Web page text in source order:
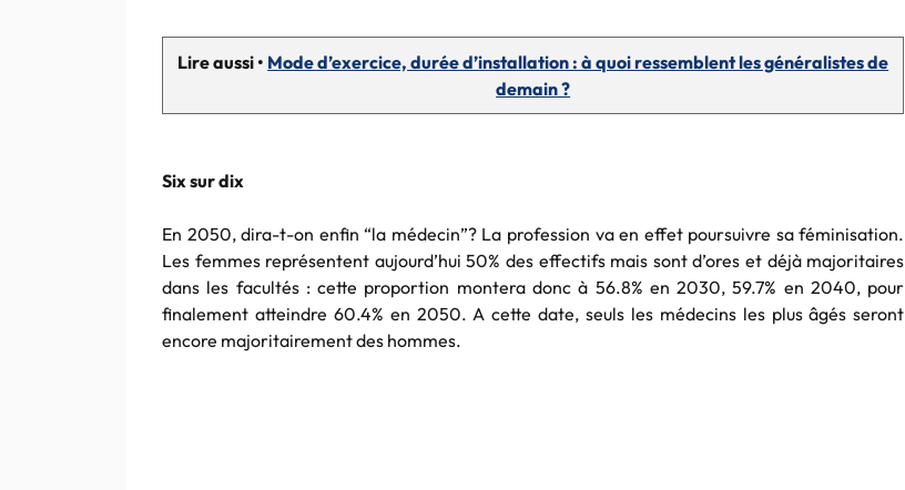
Lire aussi • Mode d’exercice, durée d’installation : à quoi ressemblent les généralistes de
demain ?
Six sur dix
En 2050, dira-t-on enfin “la médecin”? La profession va en effet poursuivre sa féminisation.
Les femmes représentent aujourd’hui 50% des effectifs mais sont d’ores et déjà majoritaires
dans les facultés : cette proportion montera donc à 56.8% en 2030, 59.7% en 2040, pour
finalement atteindre 60.4% en 2050. A cette date, seuls les médecins les plus âgés seront
encore majoritairement des hommes.